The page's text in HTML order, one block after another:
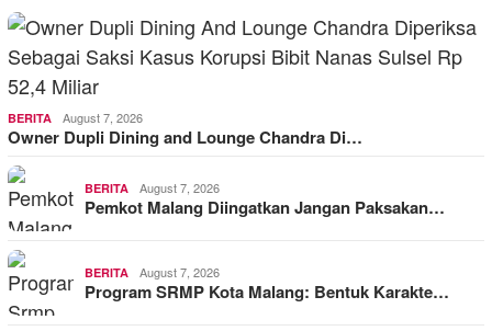
BERITA August 7, 2026
Owner Dupli Dining and Lounge Chandra Di…
BERITA August 7, 2026
Pemkot Malang Diingatkan Jangan Paksakan…
BERITA August 7, 2026
Program SRMP Kota Malang: Bentuk Karakte…